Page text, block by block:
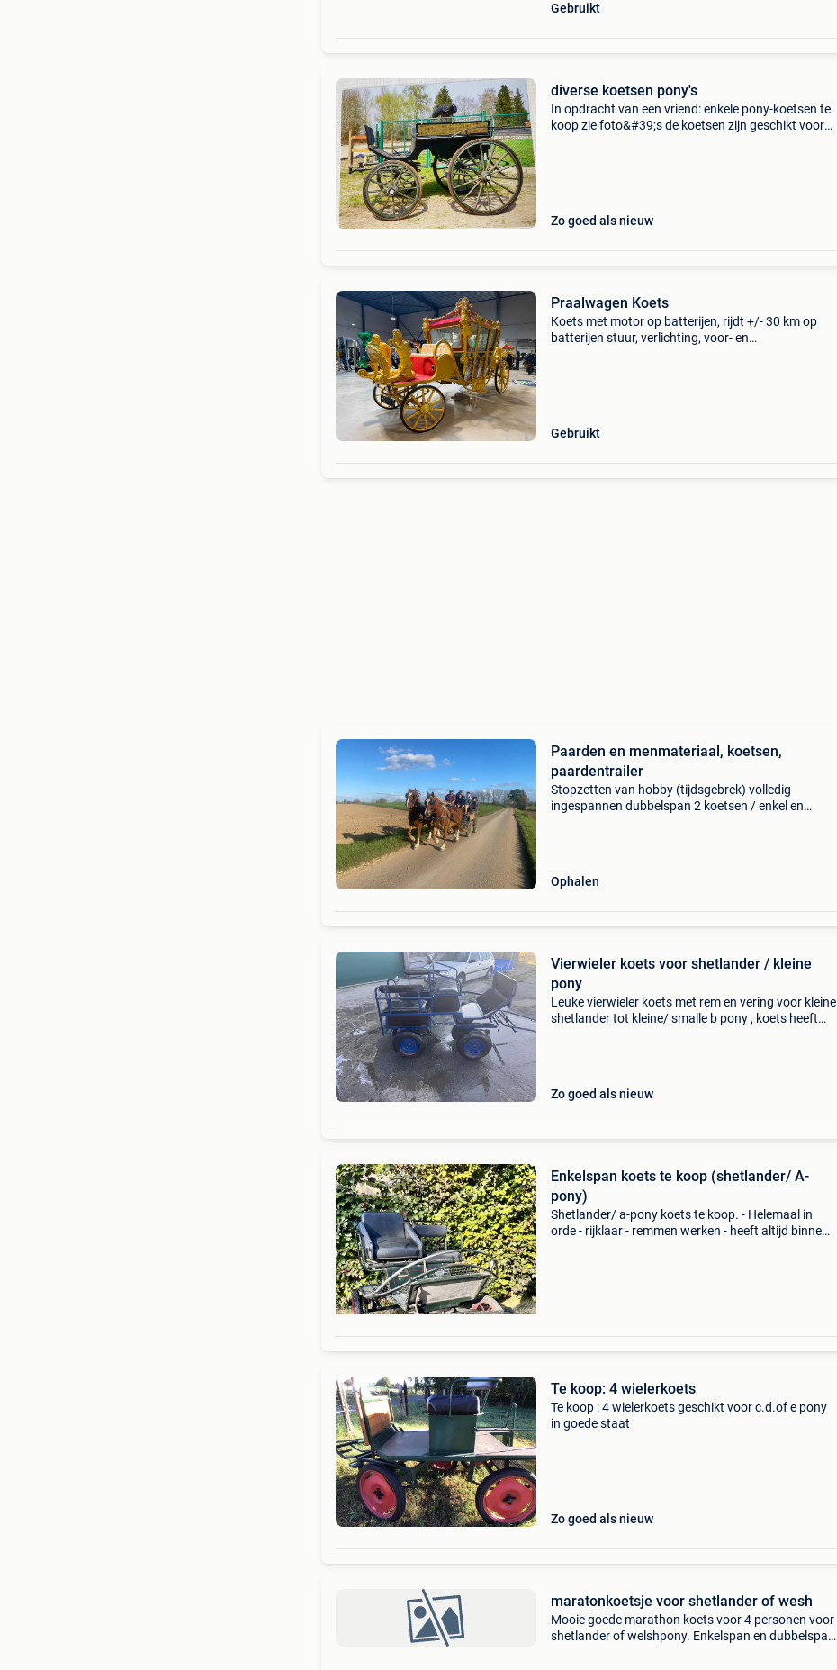
Gebruikt
diverse koetsen pony's
In opdracht van een vriend: enkele pony-koetsen te
koop zie foto&#39;s de koetsen zijn geschikt voor
Zo goed als nieuw
Praalwagen Koets
Koets met motor op batterijen, rijdt +/- 30 km op
batterijen stuur, verlichting, voor- en
Gebruikt
Paarden en menmateriaal, koetsen,
paardentrailer
Stopzetten van hobby (tijdsgebrek) volledig
ingespannen dubbelspan 2 koetsen / enkel en
Ophalen
Vierwieler koets voor shetlander / kleine
pony
Leuke vierwieler koets met rem en vering voor kleine
shetlander tot kleine/ smalle b pony , koets heeft
Zo goed als nieuw
Enkelspan koets te koop (shetlander/ A-
pony)
Shetlander/ a-pony koets te koop. - Helemaal in
orde - rijklaar - remmen werken - heeft altijd binnen
Te koop: 4 wielerkoets
Te koop : 4 wielerkoets geschikt voor c.d.of e pony
in goede staat
Zo goed als nieuw
maratonkoetsje voor shetlander of wesh
Mooie goede marathon koets voor 4 personen voor
shetlander of welshpony. Enkelspan en dubbelspan